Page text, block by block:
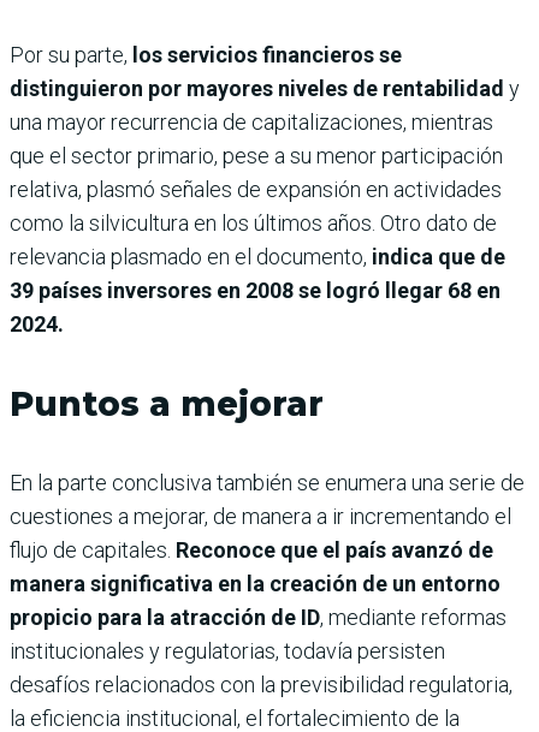
Por su parte, los servicios financieros se
distinguieron por mayores niveles de rentabilidad y
una mayor recurrencia de capitalizaciones, mientras
que el sector primario, pese a su menor participación
relativa, plasmó señales de expansión en actividades
como la silvicultura en los últimos años. Otro dato de
relevancia plasmado en el documento, indica que de
39 países inversores en 2008 se logró llegar 68 en
2024.
Puntos a mejorar
En la parte conclusiva también se enumera una serie de
cuestiones a mejorar, de manera a ir incrementando el
flujo de capitales. Reconoce que el país avanzó de
manera significativa en la creación de un entorno
propicio para la atracción de ID, mediante reformas
institucionales y regulatorias, todavía persisten
desafíos relacionados con la previsibilidad regulatoria,
la eficiencia institucional, el fortalecimiento de la